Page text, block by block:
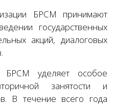
БРСМ принимают
государственных
акций, диалоговых
БРСМ уделяет особое
занятости и
В течение всего года